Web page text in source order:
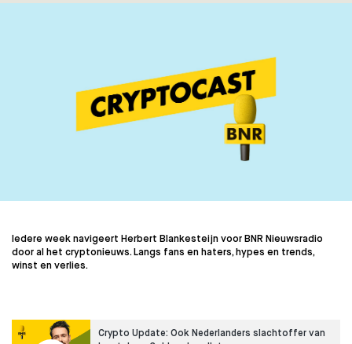
Iedere week navigeert Herbert Blankesteijn voor BNR Nieuwsradio
door al het cryptonieuws. Langs fans en haters, hypes en trends,
winst en verlies.
Crypto Update: Ook Nederlanders slachtoffer van